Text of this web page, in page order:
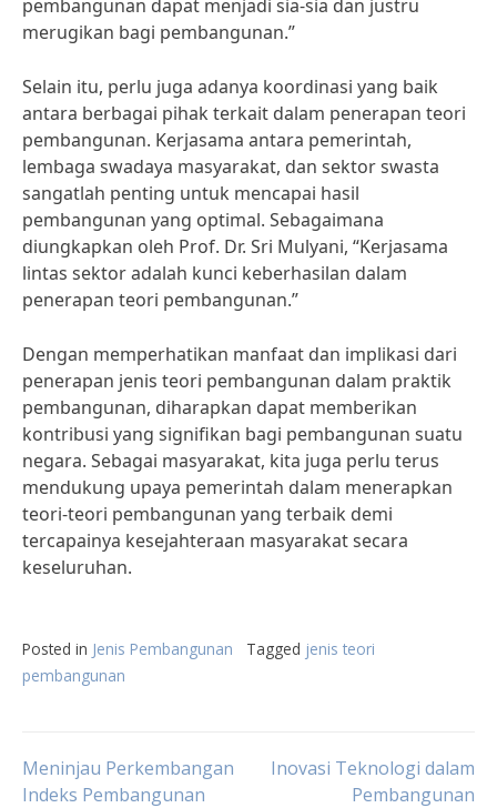
pembangunan dapat menjadi sia-sia dan justru
merugikan bagi pembangunan.”
Selain itu, perlu juga adanya koordinasi yang baik
antara berbagai pihak terkait dalam penerapan teori
pembangunan. Kerjasama antara pemerintah,
lembaga swadaya masyarakat, dan sektor swasta
sangatlah penting untuk mencapai hasil
pembangunan yang optimal. Sebagaimana
diungkapkan oleh Prof. Dr. Sri Mulyani, “Kerjasama
lintas sektor adalah kunci keberhasilan dalam
penerapan teori pembangunan.”
Dengan memperhatikan manfaat dan implikasi dari
penerapan jenis teori pembangunan dalam praktik
pembangunan, diharapkan dapat memberikan
kontribusi yang signifikan bagi pembangunan suatu
negara. Sebagai masyarakat, kita juga perlu terus
mendukung upaya pemerintah dalam menerapkan
teori-teori pembangunan yang terbaik demi
tercapainya kesejahteraan masyarakat secara
keseluruhan.
Posted in Jenis Pembangunan Tagged jenis teori
pembangunan
Post
Meninjau Perkembangan
Indeks Pembangunan
Inovasi Teknologi dalam
Pembangunan